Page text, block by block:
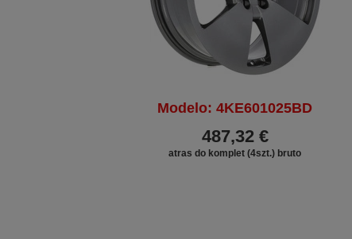
Modelo: 4KE601025BD
487,32 €
atras do komplet (4szt.) bruto